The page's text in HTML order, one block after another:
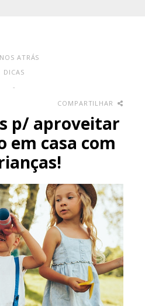
ATRÁS
DICAS
-
COMPARTILHAR
p/ aproveitar
em casa com